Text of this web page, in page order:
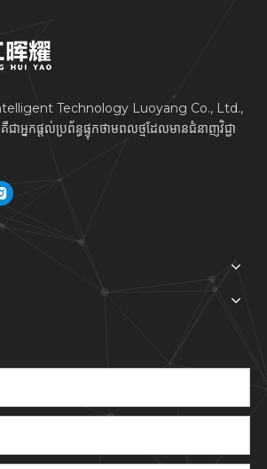
Technology Luoyang Co., Ltd.,
ជាអ្នកផ្តល់ប្រព័ន្ធផ្ទុកថាមពលថ្មដែលមានជំនាញវិជ្ជា